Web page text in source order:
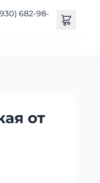
682-98-
от